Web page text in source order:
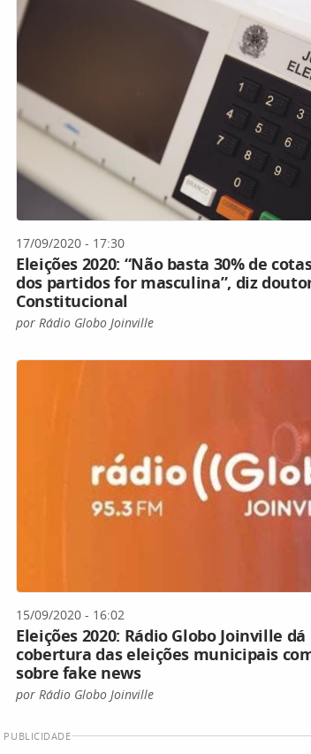
17/09/2020 - 17:30
Eleições 2020: “Não basta 30% de
dos partidos for masculina”, diz
Constitucional
por Rádio Globo Joinville
15/09/2020 - 16:02
Eleições 2020: Rádio Globo Joinville
cobertura das eleições municipais
sobre fake news
por Rádio Globo Joinville